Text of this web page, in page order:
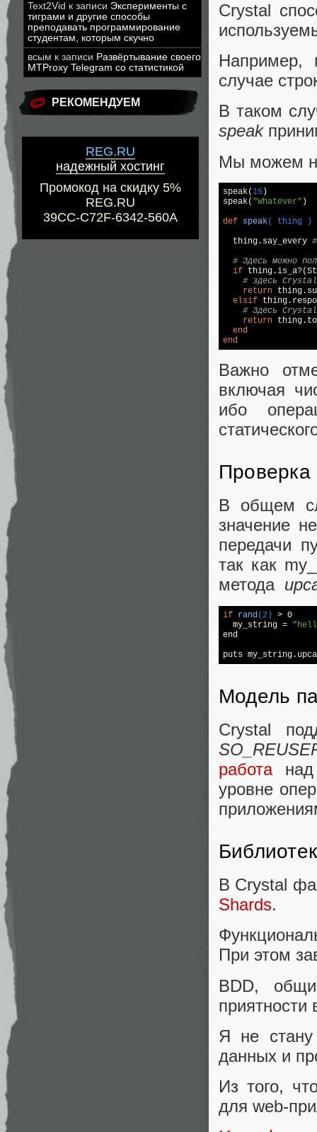
Text2Vid к записи Эксперименты с
тиграми и другие способы
преподавать программирование
студентам, которым скучно
всым к записи Развёртывание своего
MTProxy Telegram со статистикой
РЕКОМЕНДУЕМ
REG.RU
надежный хостинг
Промокод на скидку 5%
REG.RU
39CC-C72F-6342-560A
Crystal
Например,
случае
В таком
speak
Мы можем
speak( 15 )
speak( "Whatever" )
def speak( thing )
  thing.say_every
# Здесь можно
if
# здесь
return
elsif
# Здесь
return
end
end
Важно
включая
ибо
Проверка
В общем
значение
передачи
так как
метода
if rand (2) > 0
  my_string
=
end
puts
Модель
Crystal
работанад
уровне
В Crystal
Shards.
При этом
BDD,
Я не стану
данных и
Из того,
для web-